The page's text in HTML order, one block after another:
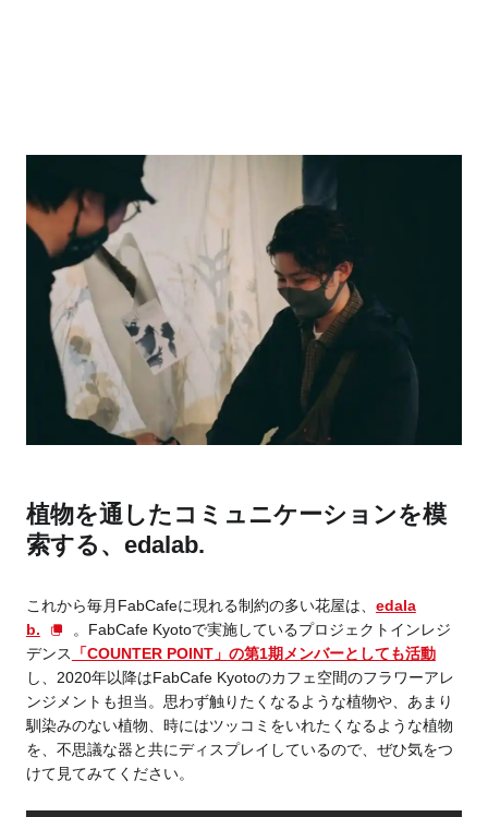
植物を通したコミュニケーションを模
索する、edalab.
これから毎月FabCafeに現れる制約の多い花屋は、 edala
b.
。FabCafe Kyotoで実施しているプロジェクトインレジ
デンス
「COUNTER POINT」の第1期メンバーとしても活動
し、2020年以降はFabCafe Kyotoのカフェ空間のフラワーアレ
ンジメントも担当。思わず触りたくなるような植物や、あまり
馴染みのない植物、時にはツッコミをいれたくなるような植物
を、不思議な器と共にディスプレイしているので、ぜひ気をつ
けて見てみてください。